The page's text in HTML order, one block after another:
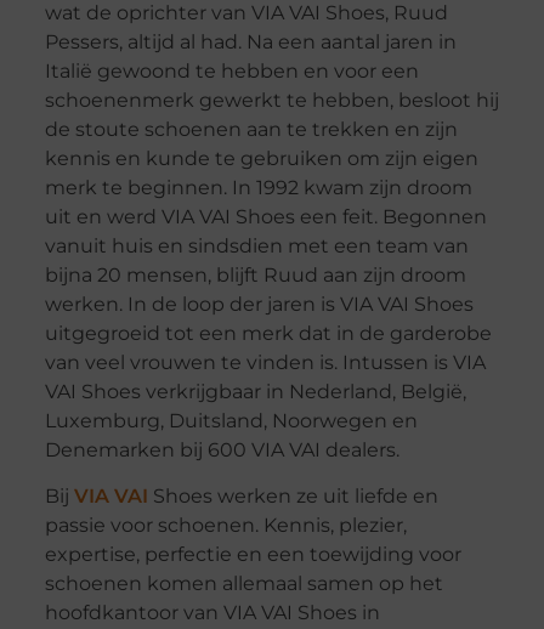
wat de oprichter van VIA VAI Shoes, Ruud
Pessers, altijd al had. Na een aantal jaren in
Italië gewoond te hebben en voor een
schoenenmerk gewerkt te hebben, besloot hij
de stoute schoenen aan te trekken en zijn
kennis en kunde te gebruiken om zijn eigen
merk te beginnen. In 1992 kwam zijn droom
uit en werd VIA VAI Shoes een feit. Begonnen
vanuit huis en sindsdien met een team van
bijna 20 mensen, blijft Ruud aan zijn droom
werken. In de loop der jaren is VIA VAI Shoes
uitgegroeid tot een merk dat in de garderobe
van veel vrouwen te vinden is. Intussen is VIA
VAI Shoes verkrijgbaar in Nederland, België,
Luxemburg, Duitsland, Noorwegen en
Denemarken bij 600 VIA VAI dealers.
Bij VIA VAI Shoes werken ze uit liefde en
passie voor schoenen. Kennis, plezier,
expertise, perfectie en een toewijding voor
schoenen komen allemaal samen op het
hoofdkantoor van VIA VAI Shoes in